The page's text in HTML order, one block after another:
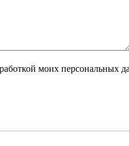
моих персональных